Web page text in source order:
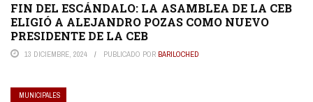
FIN DEL ESCÁNDALO: LA ASAMBLEA DE LA CEB
ELIGIÓ A ALEJANDRO POZAS COMO NUEVO
PRESIDENTE DE LA CEB
13 DICIEMBRE, 2024 PUBLICADO POR BARILOCHED
MUNICIPALES